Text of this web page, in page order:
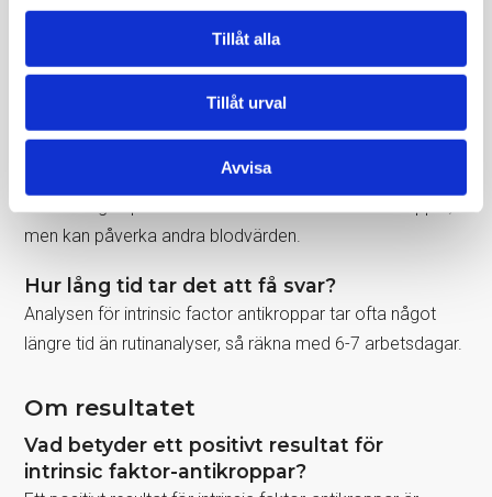
Tillåt alla
Tillåt urval
Avvisa
Gör det ont att ta provet?
Provtagningen känns som ett vanligt stick i armen. Vissa
får ett litet blåmärke, men det försvinner snabbt.
behandling?
Ja, eftersom analysen visar om antikroppar finns.
men kan påverka andra blodvärden.
Hur lång tid tar det att få svar?
Analysen för intrinsic factor antikroppar tar ofta något
längre tid än rutinanalyser, så räkna med 6-7 arbetsdagar.
Om resultatet
Vad betyder ett positivt resultat för
intrinsic faktor-antikroppar?